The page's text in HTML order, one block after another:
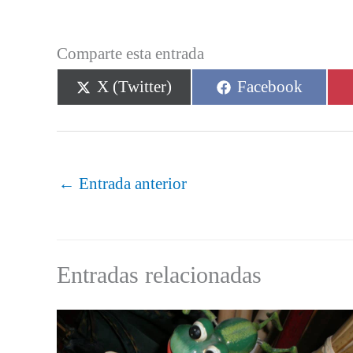
Comparte esta entrada
Compartir
en
X (Twitter)
Compartir
en
Facebook
← Entrada anterior
Entradas relacionadas